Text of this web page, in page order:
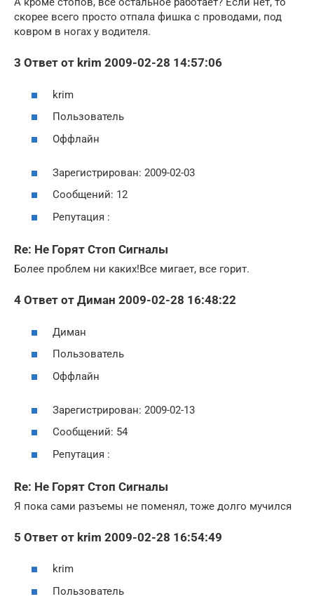
скорее всего просто отпала фишка с проводами, под
ковром в ногах у водителя.
3 Ответ от krim 2009-02-28 14:57:06
krim
Пользователь
Оффлайн
Зарегистрирован: 2009-02-03
Сообщений: 12
Репутация :
Re: Не Горят Стоп Сигналы
Более проблем ни каких!Все мигает, все горит.
4 Ответ от Диман 2009-02-28 16:48:22
Диман
Пользователь
Оффлайн
Зарегистрирован: 2009-02-13
Сообщений: 54
Репутация :
Re: Не Горят Стоп Сигналы
Я пока сами разъемы не поменял, тоже долго мучился
5 Ответ от krim 2009-02-28 16:54:49
krim
Пользователь